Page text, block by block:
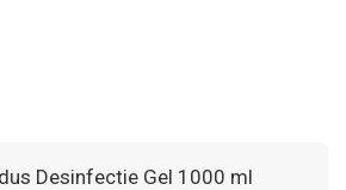
Desinfectie Gel 1000 ml